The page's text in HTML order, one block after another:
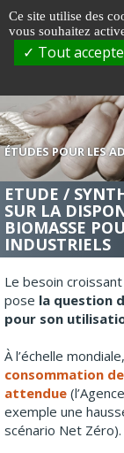
ÉTUDES POUR LES
ETUDE /
SUR LA
BIOMASSE
INDUSTRIELS
Le besoin
pose la question
pour son
À l’échelle mondiale,
consommation
attendue
exemple une
scénario Net Zéro).
Gestion de vos
Ce site utilise des
vous souhaitez
Tout